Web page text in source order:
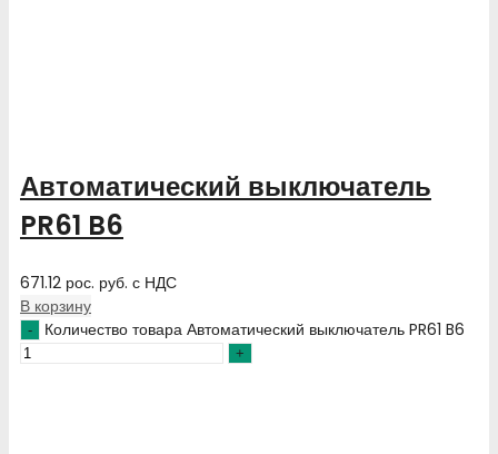
Автоматический выключатель
PR61 B6
671.12 рос. руб. с НДС
В корзину
Количество товара Автоматический выключатель PR61 B6